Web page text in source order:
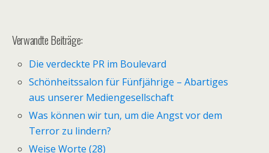
Verwandte Beiträge:
Die verdeckte PR im Boulevard
Schönheitssalon für Fünfjährige – Abartiges
aus unserer Mediengesellschaft
Was können wir tun, um die Angst vor dem
Terror zu lindern?
Weise Worte (28)